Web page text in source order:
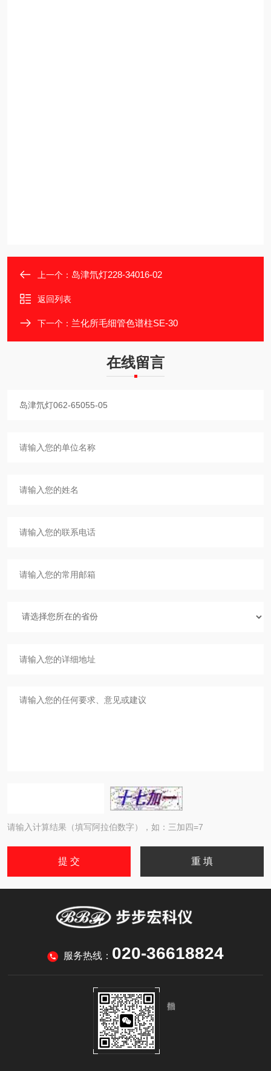
上一个： 岛津氘灯228-34016-02
返回列表
下一个： 兰化所毛细管色谱柱SE-30
在线留言
请输入计算结果（填写阿拉伯数字），如：三加四=7
服务热线： 020-36618824